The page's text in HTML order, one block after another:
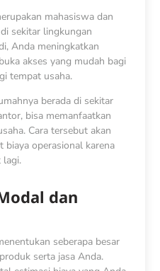
mahasiswa dan
sekitar lingkungan
Anda meningkatkan
akses yang mudah bagi
tempat usaha.
berada di sekitar
bisa memanfaatkan
Cara tersebut akan
biaya operasional karena
lagi.
dan
seberapa besar
serta jasa Anda.